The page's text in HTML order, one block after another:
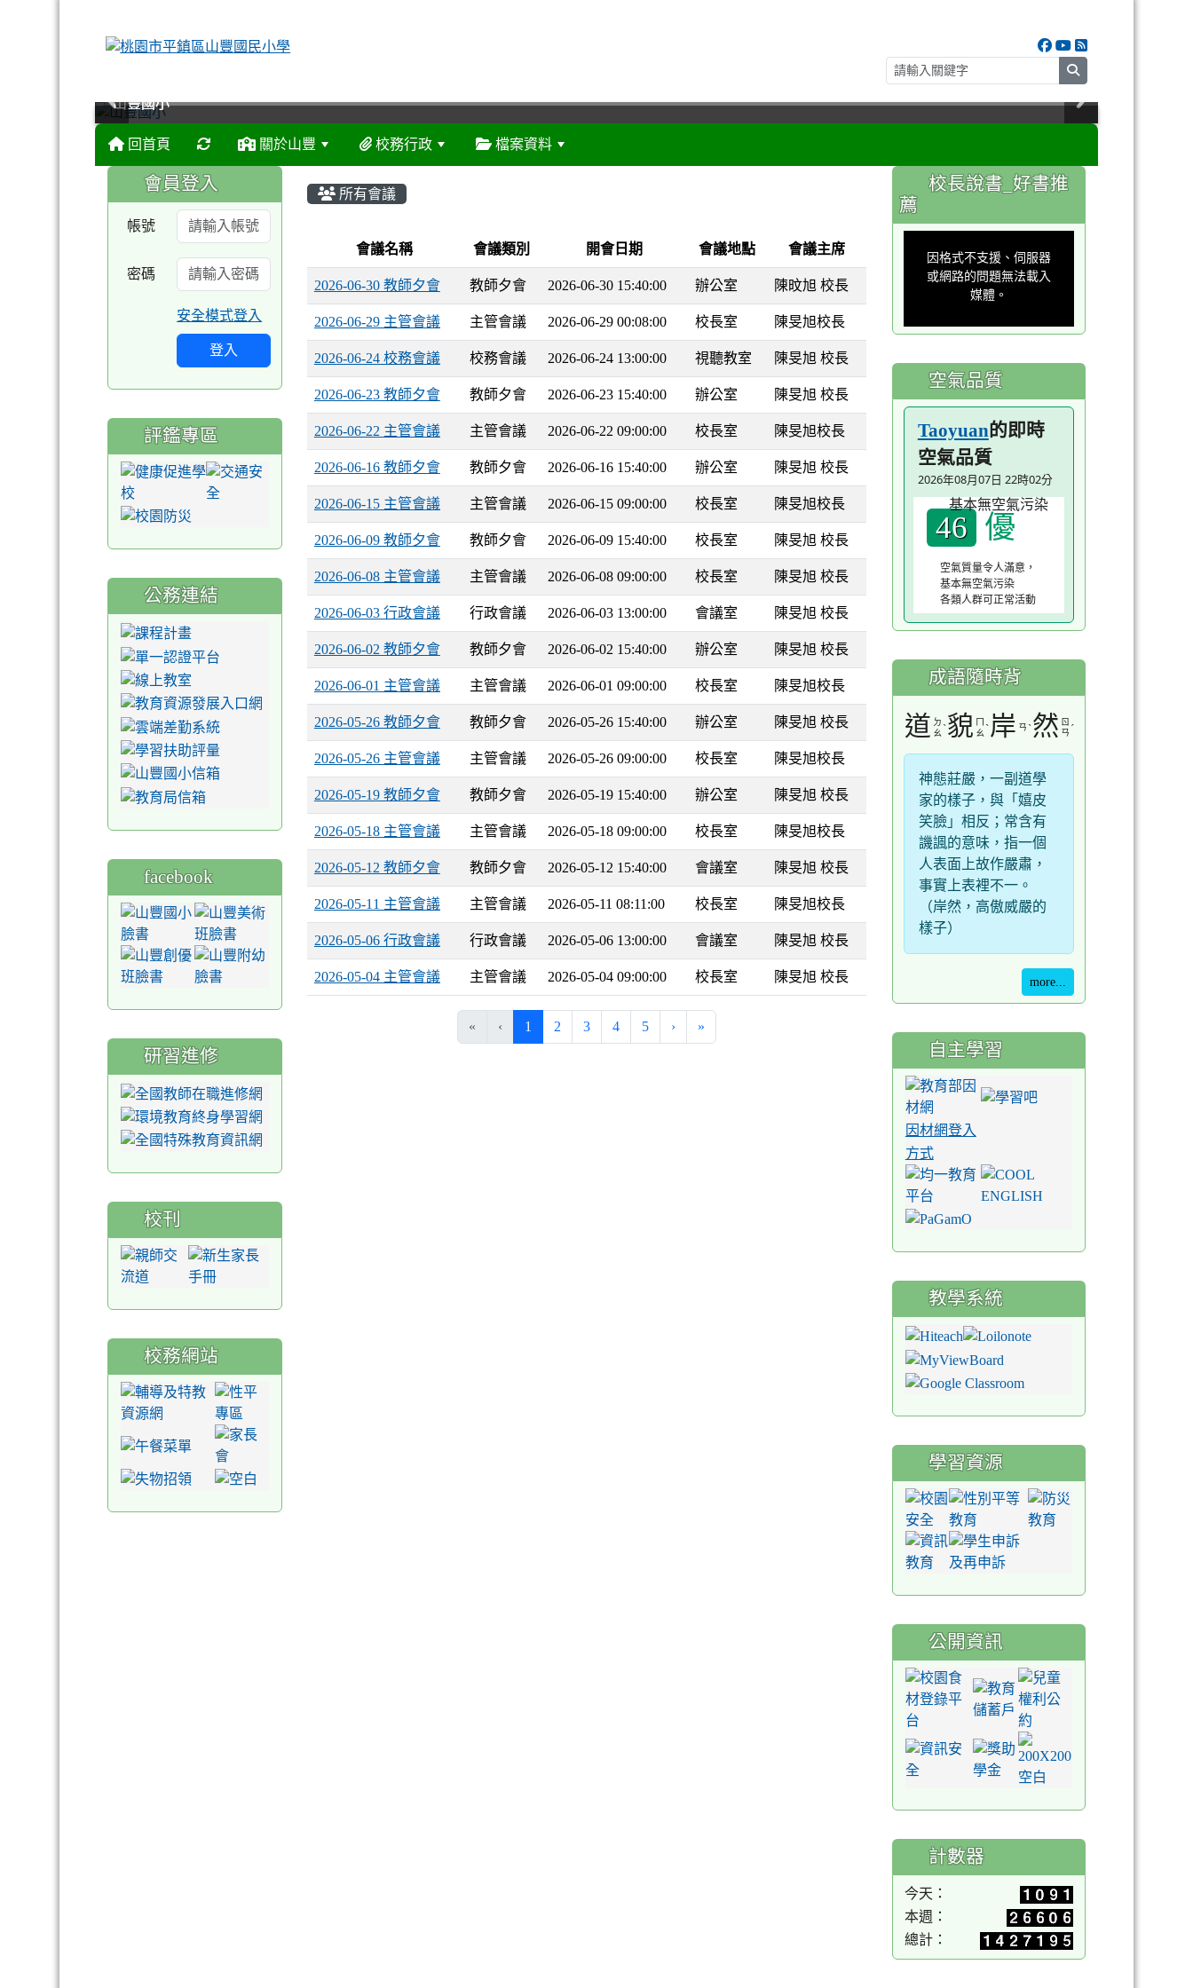
search
山豐國小
山豐國小
山豐國小
山豐國小
回首頁 關於山豐 校務行政 檔案資料
所有會議
List Meeting
會議名稱 會議類別 開會日期 會議地點 會議主席
2026-06-30 教師夕會 教師夕會 2026-06-30 15:40:00 辦公室 陳旼旭 校長
2026-06-29 主管會議 主管會議 2026-06-29 00:08:00 校長室 陳旻旭校長
2026-06-24 校務會議 校務會議 2026-06-24 13:00:00 視聽教室 陳旻旭 校長
2026-06-23 教師夕會 教師夕會 2026-06-23 15:40:00 辦公室 陳旻旭 校長
2026-06-22 主管會議 主管會議 2026-06-22 09:00:00 校長室 陳旻旭校長
2026-06-16 教師夕會 教師夕會 2026-06-16 15:40:00 辦公室 陳旻旭 校長
2026-06-15 主管會議 主管會議 2026-06-15 09:00:00 校長室 陳旻旭校長
2026-06-09 教師夕會 教師夕會 2026-06-09 15:40:00 校長室 陳旻旭 校長
2026-06-08 主管會議 主管會議 2026-06-08 09:00:00 校長室 陳旻旭 校長
2026-06-03 行政會議 行政會議 2026-06-03 13:00:00 會議室 陳旻旭 校長
2026-06-02 教師夕會 教師夕會 2026-06-02 15:40:00 辦公室 陳旻旭 校長
2026-06-01 主管會議 主管會議 2026-06-01 09:00:00 校長室 陳旻旭校長
2026-05-26 教師夕會 教師夕會 2026-05-26 15:40:00 辦公室 陳旻旭 校長
2026-05-26 主管會議 主管會議 2026-05-26 09:00:00 校長室 陳旻旭校長
2026-05-19 教師夕會 教師夕會 2026-05-19 15:40:00 辦公室 陳旻旭 校長
2026-05-18 主管會議 主管會議 2026-05-18 09:00:00 校長室 陳旻旭校長
2026-05-12 教師夕會 教師夕會 2026-05-12 15:40:00 會議室 陳旻旭 校長
2026-05-11 主管會議 主管會議 2026-05-11 08:11:00 校長室 陳旻旭校長
2026-05-06 行政會議 行政會議 2026-05-06 13:00:00 會議室 陳旻旭 校長
2026-05-04 主管會議 主管會議 2026-05-04 09:00:00 校長室 陳旻旭 校長
« ‹ 1 (current)
2 3 4 5 › »
:::
會員登入
帳號
密碼
安全模式登入
登入
評鑑專區
公務連結
facebook
研習進修
校刊
校務網站
:::
校長說書_好書推
薦
modal
window.
因格式不支援、伺服器
或網路的問題無法載入
媒體。
空氣品質
Taoyuan的即時
空氣品質
2026年08月07日 22時02分
46 優
空氣質量令人滿意，
基本無空氣污染
各類人群可正常活動
成語隨時背
道 ㄉ
ㄠ ˋ貌 ㄇ
ㄠ ˋ 岸 ㄢ ˋ然 ㄖ
ㄢ ˊ
神態莊嚴，一副道學
家的樣子，與「嬉皮
笑臉」相反；常含有
譏諷的意味，指一個
人表面上故作嚴肅，
事實上表裡不一。
（岸然，高傲威嚴的
樣子）
more...
自主學習
因材網登入
方式
教學系統
學習資源
公開資訊
計數器
今天：
本週：
總計：